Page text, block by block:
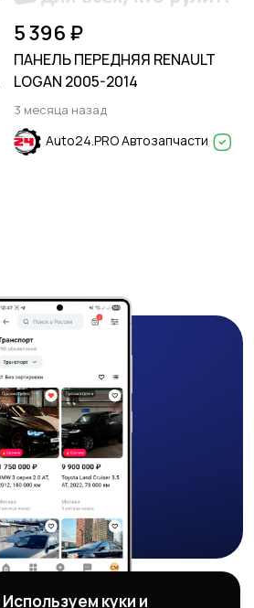
5 396 ₽
ПАНЕЛЬ ПЕРЕДНЯЯ RENAULT
LOGAN 2005-2014
3 месяца назад
Auto24.PRO Автозапчасти
Используем куки и